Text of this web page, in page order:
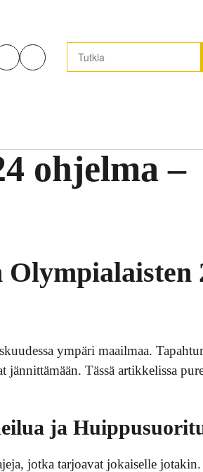
ohjelma –
ympäri maailmaa.
jännittämään. Tässä artikkelissa
ja
jotka tarjoavat jokaiselle